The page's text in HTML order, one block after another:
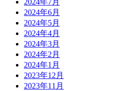
2024年6月
2024年5月
2024年4月
2024年3月
2024年2月
2024年1月
2023年12月
2023年11月